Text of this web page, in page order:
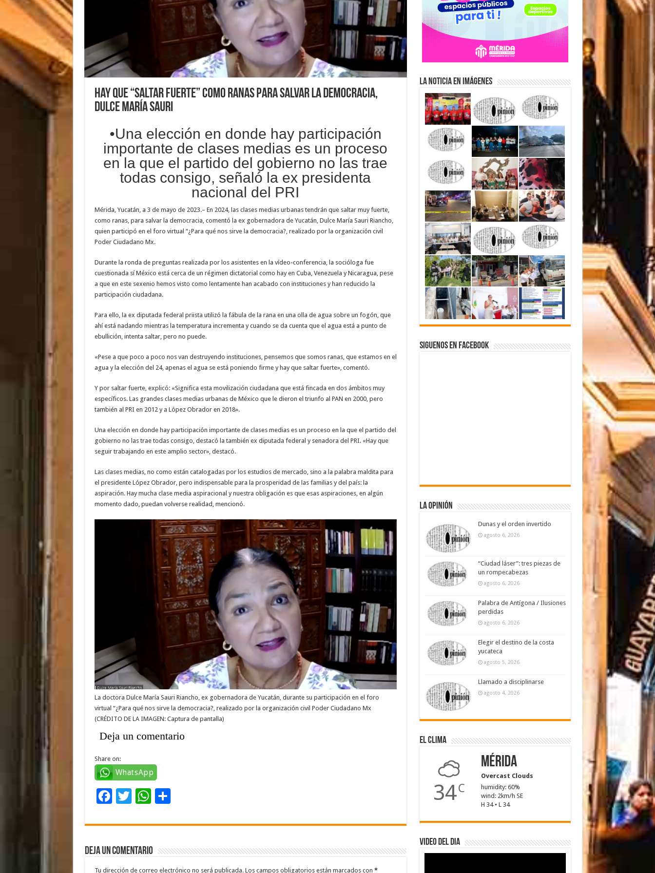
Hay que “saltar fuerte” como ranas para salvar la democracia,
Dulce María Sauri
•Una elección en donde hay participación
importante de clases medias es un proceso
en la que el partido del gobierno no las trae
todas consigo, señaló la ex presidenta
nacional del PRI
Mérida, Yucatán, a 3 de mayo de 2023.– En 2024, las clases medias urbanas tendrán que saltar muy fuerte,
como ranas, para salvar la democracia, comentó la ex gobernadora de Yucatán, Dulce María Sauri Riancho,
quien participó en el foro virtual “¿Para qué nos sirve la democracia?, realizado por la organización civil
Poder Ciudadano Mx.
Durante la ronda de preguntas realizada por los asistentes en la vídeo-conferencia, la socióloga fue
cuestionada sí México está cerca de un régimen dictatorial como hay en Cuba, Venezuela y Nicaragua, pese
a que en este sexenio hemos visto como lentamente han acabado con instituciones y han reducido la
participación ciudadana.
Para ello, la ex diputada federal priista utilizó la fábula de la rana en una olla de agua sobre un fogón, que
ahí está nadando mientras la temperatura incrementa y cuando se da cuenta que el agua está a punto de
ebullición, intenta saltar, pero no puede.
«Pese a que poco a poco nos van destruyendo instituciones, pensemos que somos ranas, que estamos en el
agua y la elección del 24, apenas el agua se está poniendo firme y hay que saltar fuerte», comentó.
Y por saltar fuerte, explicó: «Significa esta movilización ciudadana que está fincada en dos ámbitos muy
específicos. Las grandes clases medias urbanas de México que le dieron el triunfo al PAN en 2000, pero
también al PRI en 2012 y a López Obrador en 2018».
Una elección en donde hay participación importante de clases medias es un proceso en la que el partido del
gobierno no las trae todas consigo, destacó la también ex diputada federal y senadora del PRI. «Hay que
seguir trabajando en este amplio sector», destacó.
Las clases medias, no como están catalogadas por los estudios de mercado, sino a la palabra maldita para
el presidente López Obrador, pero indispensable para la prosperidad de las familias y del país: la
aspiración. Hay mucha clase media aspiracional y nuestra obligación es que esas aspiraciones, en algún
momento dado, puedan volverse realidad, mencionó.
La doctora Dulce María Sauri Riancho, ex gobernadora de Yucatán, durante su participación en el foro
virtual “¿Para qué nos sirve la democracia?, realizado por la organización civil Poder Ciudadano Mx
(CRÉDITO DE LA IMAGEN: Captura de pantalla)
Deja un comentario
Share on:
WhatsApp
F
e
b
o
T
tt
er
W
at
sA
p
C
m
ar
Deja un comentario
Tu dirección de correo electrónico no será publicada.Los campos obligatorios están marcados con *
La Noticia en Imágenes
Siguenos en Facebook
La Opinión
Dunas y el orden invertido
agosto 6, 2026
“Ciudad láser”: tres piezas de
un rompecabezas
agosto 6, 2026
Palabra de Antígona / Ilusiones
perdidas
agosto 6, 2026
Elegir el destino de la costa
yucateca
agosto 5, 2026
Llamado a disciplinarse
agosto 4, 2026
El Clima
34C
Mérida
Overcast Clouds
humidity: 60%
wind: 2km/h SE
H 34 • L 34
Video del dia